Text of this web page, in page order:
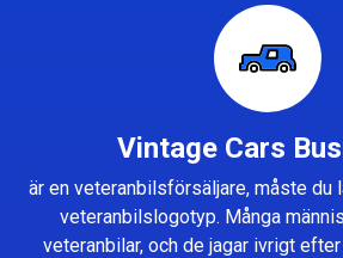
Vintage Cars
är en veteranbilsförsäljare, måste du
veteranbilslogotyp. Många
veteranbilar, och de jagar ivrigt